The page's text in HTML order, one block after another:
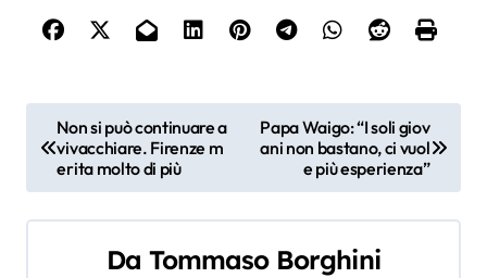
a
v
Non si può continuare a
vivacchiare. Firenze m
erita molto di più
Papa Waigo: “I soli giov
ani non bastano, ci vuol
e più esperienza”
Da Tommaso Borghini